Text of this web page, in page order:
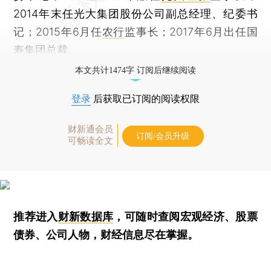
2014年末任光大集团股份公司副总经理、纪委书
记；2015年6月任农行监事长；2017年6月出任国
寿集团总裁。
本文共计1474字 订阅后继续阅读
登录 后获取已订阅的阅读权限
财新通会员
可畅读全文
订阅/会员升级
推荐进入财新数据库 ，可随时查阅宏观经济、股票
债券、公司人物，财经信息尽在掌握。